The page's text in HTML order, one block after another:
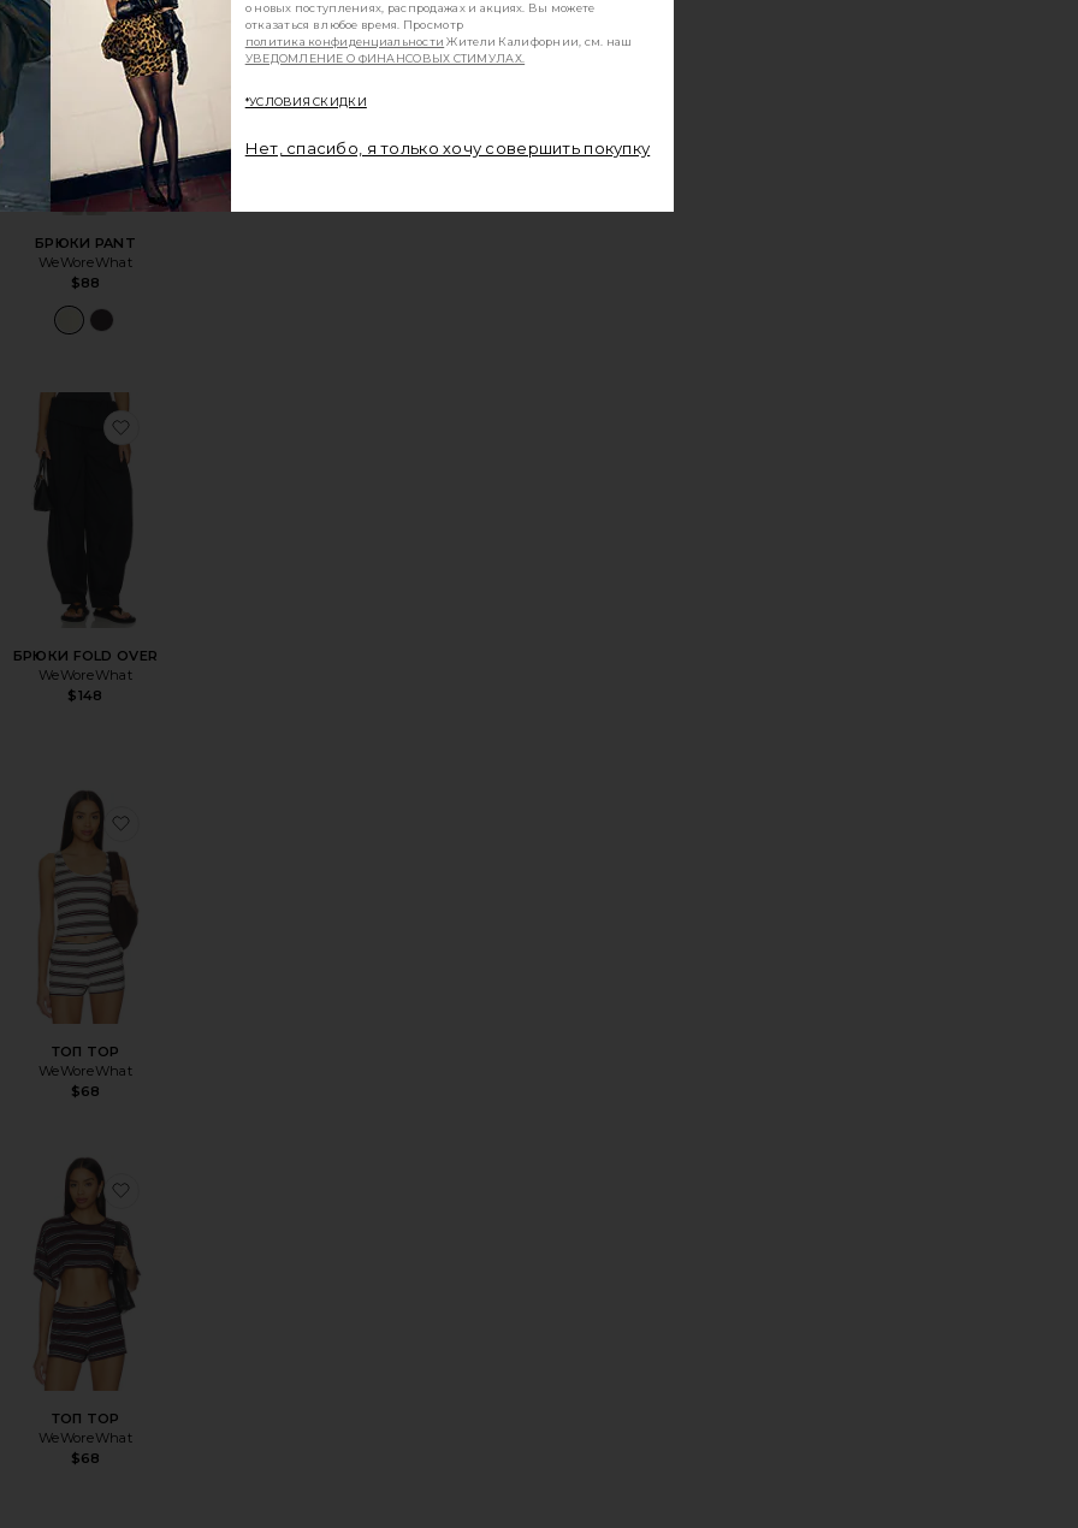
PANT
БРЮКИ PANT
WeWoreWhat
$88
избранноеБРЮКИ PANT
A LINE
БРЮКИ FOLD OVER
WeWoreWhat
$148
PANT
Sale price:
Previous price:
SWEATER
ТОП TOP
WeWoreWhat
$68
Sale price:
Previous price:
BALLOON
ТОП TOP
WeWoreWhat
$68
о новых поступлениях, распродажах и акциях. Вы можете
отказаться в любое время. Просмотр
политика конфиденциальности Жители Калифорнии, см. наш
УВЕДОМЛЕНИЕ О ФИНАНСОВЫХ СТИМУЛАХ.
*УСЛОВИЯ СКИДКИ
Нет, спасибо, я только хочу совершить покупку